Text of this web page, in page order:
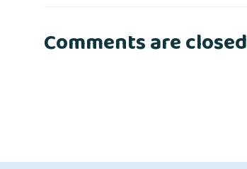
Comments are closed